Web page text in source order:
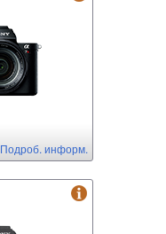
Подроб. информ.